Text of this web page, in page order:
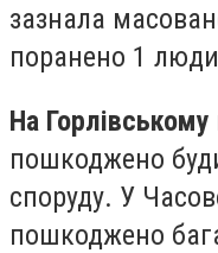
зазнала
поранено 1
На
пошкоджено
споруду. У
пошкоджено